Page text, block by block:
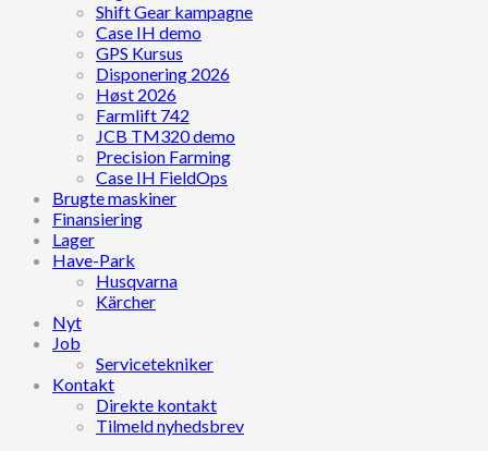
Shift Gear kampagne
Case IH demo
GPS Kursus
Disponering 2026
Høst 2026
Farmlift 742
JCB TM320 demo
Precision Farming
Case IH FieldOps
Brugte maskiner
Finansiering
Lager
Have-Park
Husqvarna
Kärcher
Nyt
Job
Servicetekniker
Kontakt
Direkte kontakt
Tilmeld nyhedsbrev